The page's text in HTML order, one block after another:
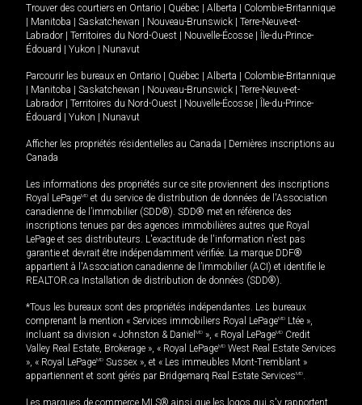
Trouver des courtiers en Ontario Québec Alberta
Colombie-Britannique
Manitoba Saskatchewan Nouveau-Brunswick
Terre-Neuve-et-
Labrador
Territoires du Nord-Ouest Nouvelle-Écosse
Île-du-Prince-
Édouard
Yukon Nunavut
Parcourir les bureaux en Ontario Québec Alberta
Colombie-Britannique
Manitoba Saskatchewan Nouveau-Brunswick
Terre-Neuve-et-
Labrador
Territoires du Nord-Ouest Nouvelle-Écosse
Île-du-Prince-
Édouard
Yukon Nunavut
Afficher les propriétés résidentielles au Canada
Dernières inscriptions au
Canada
Les informations des propriétés sur ce site proviennent des inscriptions
Royal LePageMD et du service de distribution de données de l'Association
canadienne de l’immobilier (SDD®). SDD® met en référence des
inscriptions tenues par des agences immobilières autres que Royal
LePage et ses distributeurs. L'exactitude de l'information n'est pas
garantie et devrait être indépendamment vérifiée. La marque DDF®
appartient à l'Association canadienne de l’immobilier (ACI) et identifie le
REALTOR.ca Installation de distribution de données (SDD®).
*Tous les bureaux sont des propriétés indépendantes. Les bureaux
comprenant la mention « Services immobiliers Royal LePageMD Ltée »,
incluant sa division « Johnston & Daniel MD », « Royal LePageMD Credit
Valley Real Estate, Brokerage », « Royal LePageMD West Real Estate Services
», « Royal LePageMD Sussex », et « Les immeubles Mont-Tremblant »
appartiennent et sont gérés par Bridgemarq Real Estate ServicesMD.
Les marques de commerce MLS® ainsi que les logos qui s'y rapportent